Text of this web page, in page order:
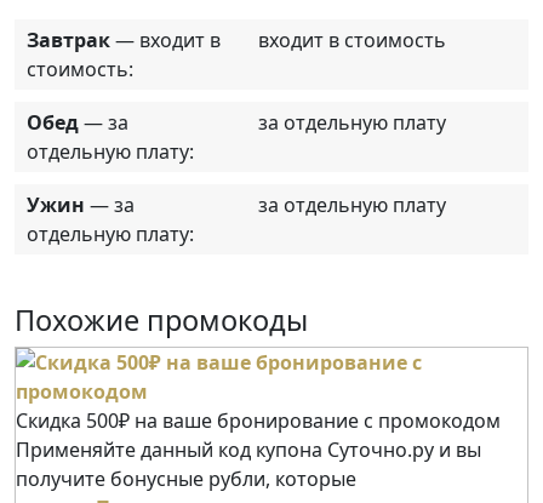
Завтрак— входит в
стоимость:
входит в стоимость
Обед— за
отдельную плату:
за отдельную плату
Ужин — за
отдельную плату:
за отдельную плату
Похожие промокоды
Скидка 500₽ на ваше бронирование с промокодом
Применяйте данный код купона Суточно.ру и вы
получите бонусные рубли, которые